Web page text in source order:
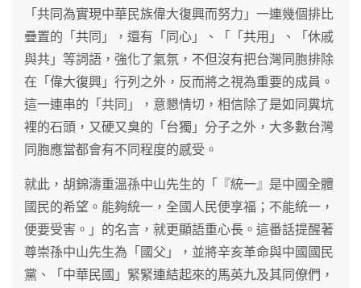
「共同為實現中華民族偉大復興而努力」一連幾個排比
疊置的「共同」，還有「同心」、「「共用」、「休戚
與共」等詞語，強化了氣氛，不但沒有把台灣同胞排除
在「偉大復興」行列之外，反而將之視為重要的成員。
這一連串的「共同」，意懇情切，相信除了是如同糞坑
裡的石頭，又硬又臭的「台獨」分子之外，大多數台灣
同胞應當都會有不同程度的感受。
就此，胡錦濤重溫孫中山先生的「『統一』是中國全體
國民的希望。能夠統一，全國人民便享福；不能統一，
便要受害。」的名言，就更顯語重心長。這番話提醒著
尊崇孫中山先生為「國父」，並將辛亥革命與中國國民
黨、「中華民國」緊緊連結起來的馬英九及其同僚們，